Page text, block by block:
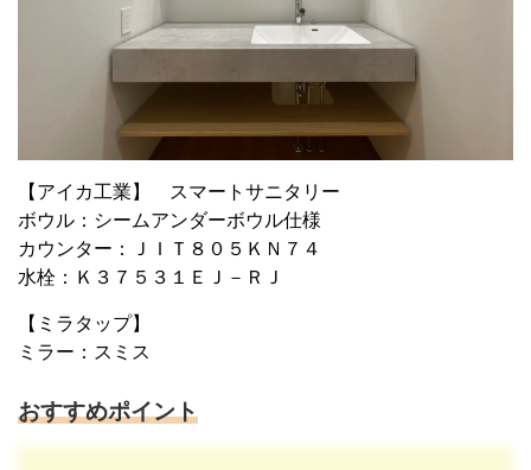
【アイカ工業】 スマートサニタリー
ボウル：シームアンダーボウル仕様
カウンター：ＪＩＴ８０５ＫＮ７４
水栓：Ｋ３７５３１ＥＪ－ＲＪ
【ミラタップ】
ミラー：スミス
おすすめポイント